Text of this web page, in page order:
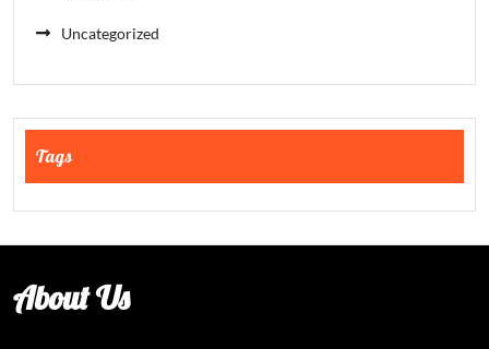
Uncategorized
Tags
About Us